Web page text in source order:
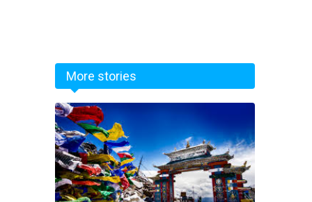
More stories